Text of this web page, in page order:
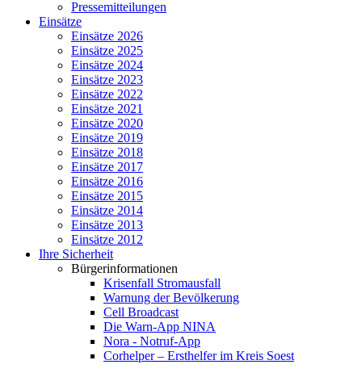
Pressemitteilungen
Einsätze
Einsätze 2026
Einsätze 2025
Einsätze 2024
Einsätze 2023
Einsätze 2022
Einsätze 2021
Einsätze 2020
Einsätze 2019
Einsätze 2018
Einsätze 2017
Einsätze 2016
Einsätze 2015
Einsätze 2014
Einsätze 2013
Einsätze 2012
Ihre Sicherheit
Bürgerinformationen
Krisenfall Stromausfall
Warnung der Bevölkerung
Cell Broadcast
Die Warn-App NINA
Nora - Notruf-App
Corhelper – Ersthelfer im Kreis Soest